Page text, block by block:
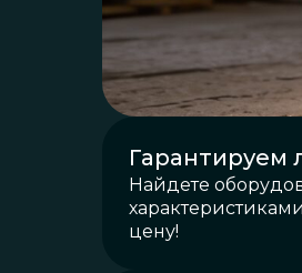
Гарантируем
Найдете
цену!